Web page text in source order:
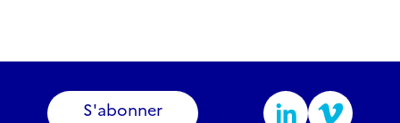
S'abonner